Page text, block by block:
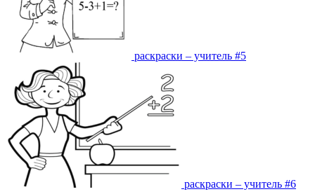
раскраски – учитель #5
раскраски – учитель #6